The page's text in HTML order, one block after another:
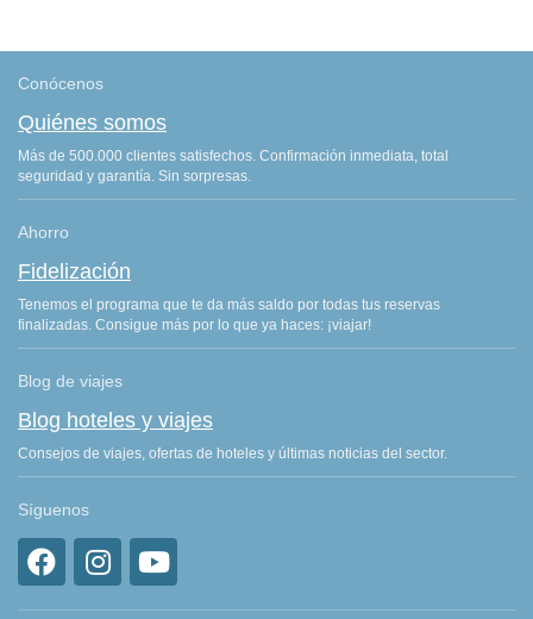
Conócenos
Quiénes somos
Más de 500.000 clientes satisfechos. Confirmación inmediata, total
seguridad y garantía. Sin sorpresas.
Ahorro
Fidelización
Tenemos el programa que te da más saldo por todas tus reservas
finalizadas. Consigue más por lo que ya haces: ¡viajar!
Blog de viajes
Blog hoteles y viajes
Consejos de viajes, ofertas de hoteles y últimas noticias del sector.
Síguenos